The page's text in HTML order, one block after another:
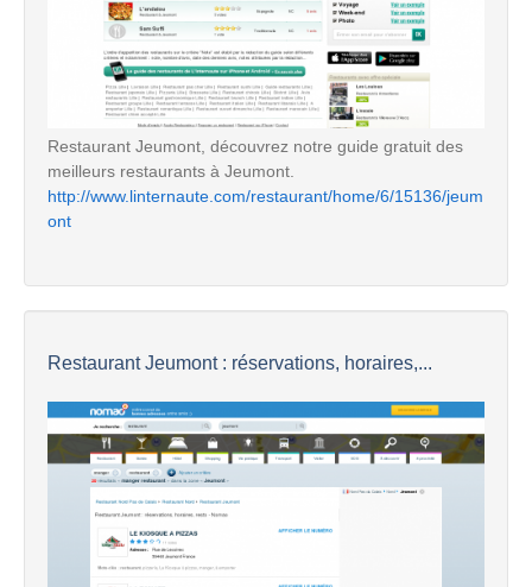
Restaurant Jeumont, découvrez notre guide gratuit des
meilleurs restaurants à Jeumont.
http://www.linternaute.com/restaurant/home/6/15136/jeum
ont
Restaurant Jeumont : réservations, horaires,...